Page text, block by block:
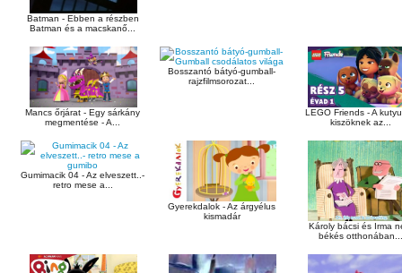
Batman - Ebben a részben
Batman és a macskanő...
Mancs őrjárat - Egy sárkány
megmentése - A...
Bosszantó bátyó-gumball-
rajzfilmsorozat...
LEGO Friends - A
kiszöknek az...
Gumimacik 04 - Az elveszett..-
retro mese a...
Gyerekdalok - Az árgyélus
kismadár
Károly bácsi és Irma
békés